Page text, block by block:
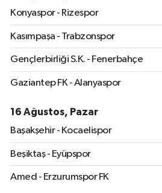
Konyaspor - Rizespor
Kasımpaşa - Trabzonspor
Gençlerbirliği S.K. - Fenerbahçe
Gaziantep FK - Alanyaspor
16 Ağustos, Pazar
Başakşehir - Kocaelispor
Beşiktaş - Eyüpspor
Amed - Erzurumspor FK